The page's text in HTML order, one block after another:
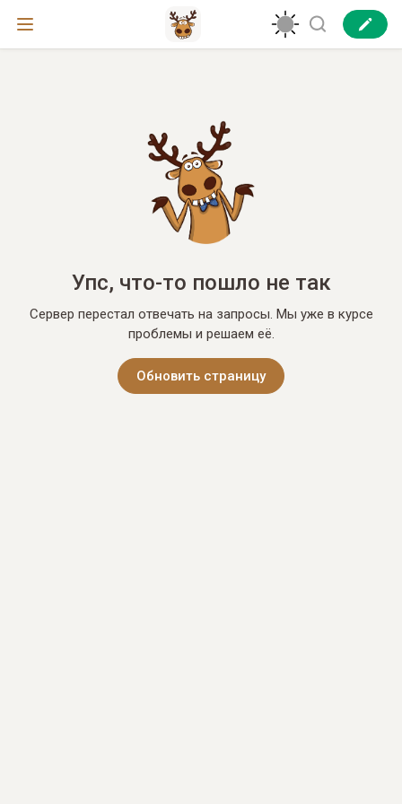
Упс, что-то пошло не так
Сервер перестал отвечать на запросы. Мы уже в курсе
проблемы и решаем её.
Обновить страницу